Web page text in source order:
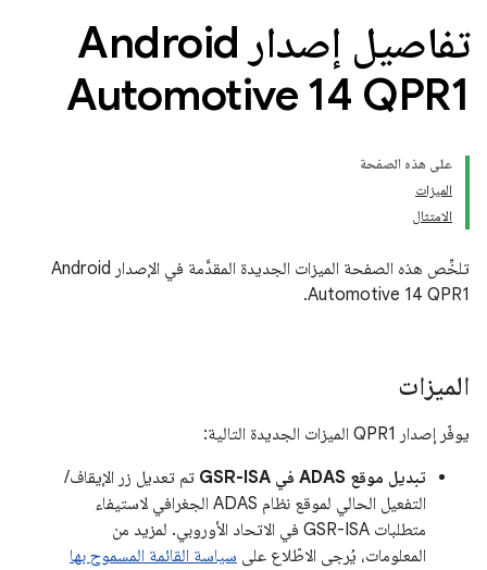
تفاصيل إصدار Android
Automotive 14 QPR1
على هذه الصفحة
الميزات
الامتثال
تلخِّص هذه الصفحة الميزات الجديدة المقدَّمة في الإصدار Android
Automotive 14 QPR1.
الميزات
يوفّر إصدار QPR1 الميزات الجديدة التالية:
تبديل موقع ADAS في GSR-ISA
تم تعديل زر الإيقاف/
التفعيل الحالي لموقع نظام ADAS الجغرافي لاستيفاء
متطلبات GSR-ISA في الاتحاد الأوروبي. لمزيد من
المعلومات، يُرجى الاطّلاع على سياسة القائمة المسموح بها